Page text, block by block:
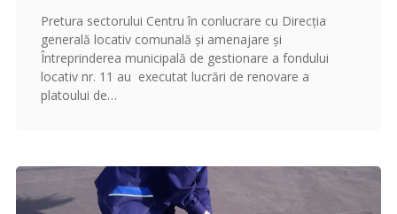
Pretura sectorului Centru în conlucrare cu Direcţia
generală locativ comunală şi amenajare şi
Întreprinderea municipală de gestionare a fondului
locativ nr. 11 au executat lucrări de renovare a
platoului de…